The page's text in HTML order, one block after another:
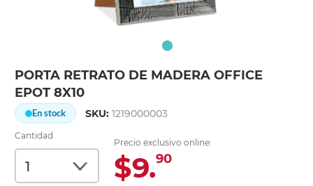
PORTA RETRATO DE MADERA OFFICE
EPOT 8X10
En stock SKU:1219000003
Cantidad
Precio exclusivo online:
$9.90